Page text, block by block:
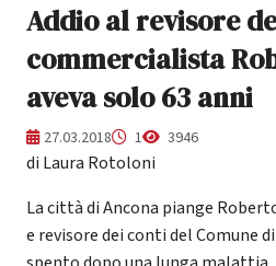
Addio al revisore
commercialista
aveva solo 63 anni
27.03.2018 1 3946
di Laura Rotoloni
La città di Ancona piange
e revisore dei conti del Comune